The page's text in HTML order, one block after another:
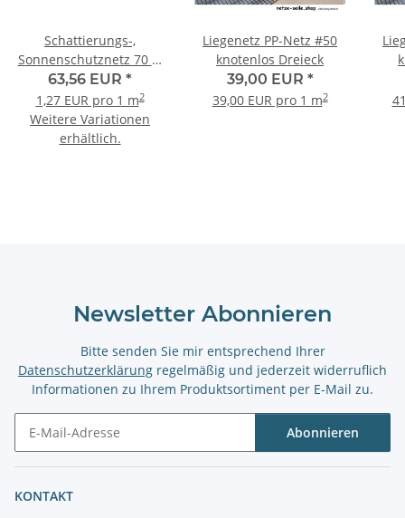
Schattierungs-,
Sonnenschutznetz 70 %
Schattierung
63,56 EUR *
1,27 EUR pro 1 m2
Weitere Variationen
erhältlich.
Liegenetz PP-Netz #50
knotenlos Dreieck
39,00 EUR *
39,00 EUR pro 1 m2
Newsletter Abonnieren
Bitte senden Sie mir entsprechend Ihrer
Datenschutzerklärung regelmäßig und jederzeit widerruflich
Informationen zu Ihrem Produktsortiment per E-Mail zu.
Abonnieren
KONTAKT